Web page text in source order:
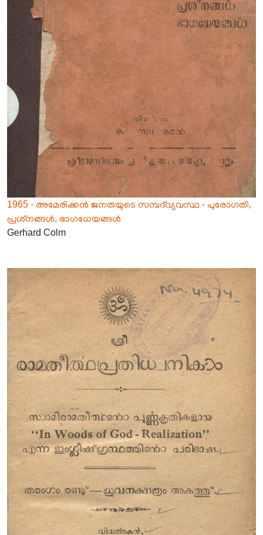
1965 - അമേരിക്കൻ ജനതയുടെ സമ്പദ്‌വ്യവസ്ഥ - പുരോഗതി,
പ്രശ്‌നങ്ങൾ, ഭാഗധേയങ്ങൾ
Gerhard Colm